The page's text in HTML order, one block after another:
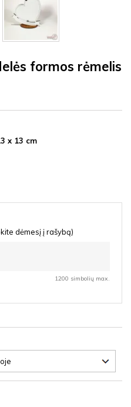
formos rėmelis
x 13 cm
dėmesį į rašybą)
1200 simbolių max.